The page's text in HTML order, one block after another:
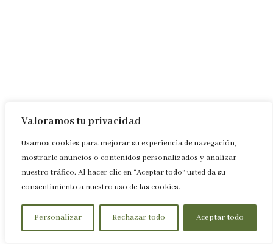
Valoramos tu privacidad
Usamos cookies para mejorar su experiencia de navegación,
mostrarle anuncios o contenidos personalizados y analizar
nuestro tráfico. Al hacer clic en “Aceptar todo” usted da su
consentimiento a nuestro uso de las cookies.
Personalizar Rechazar todo Aceptar todo